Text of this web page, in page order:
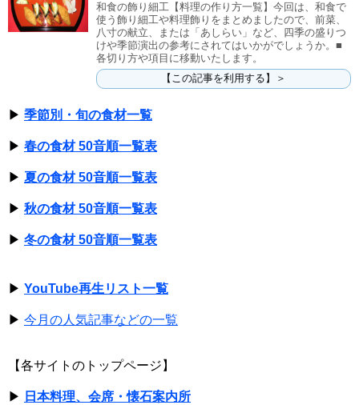
和食の飾り細工【料理の作り方一覧】今回は、和食で
使う飾り細工や料理飾りをまとめましたので、前菜、
八寸の献立、または「あしらい」など、四季の盛りつ
けや季節演出の参考にされてはいかがでしょうか。■
各切り方や項目に移動いたします。
【この記事を利用する】＞
▶ 季節別・旬の食材一覧
▶ 春の食材 50音順一覧表
▶ 夏の食材 50音順一覧表
▶ 秋の食材 50音順一覧表
▶ 冬の食材 50音順一覧表
▶ YouTube再生リスト一覧
▶ 今月の人気記事などの一覧
【各サイトのトップページ】
▶ 日本料理、会席・懐石案内所